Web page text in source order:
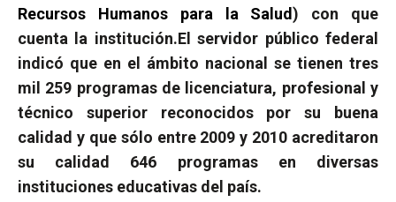
Recursos Humanos para la Salud) con que
cuenta la institución.El servidor público federal
indicó que en el ámbito nacional se tienen tres
mil 259 programas de licenciatura, profesional y
técnico superior reconocidos por su buena
calidad y que sólo entre 2009 y 2010 acreditaron
su calidad 646 programas en diversas
instituciones educativas del país.